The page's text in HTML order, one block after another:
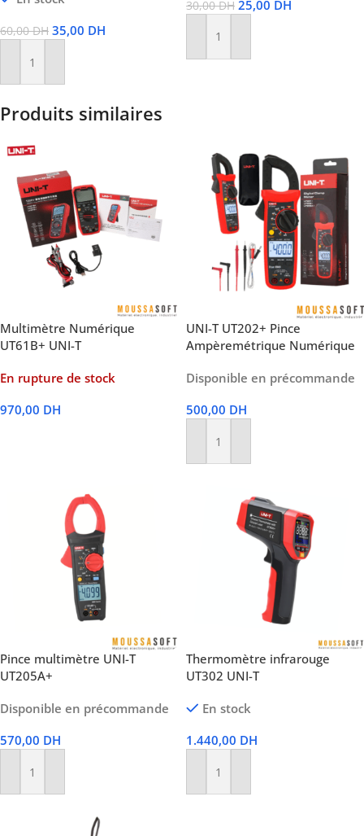
60,00DH 35,00 DH
Ajouter Au Panier
30,00DH 25,00 DH
Ajouter Au Panier
Produits similaires
Multimètre Numérique
UT61B+ UNI-T
En rupture de stock
970,00 DH
UNI-T UT202+ Pince
Ampèremétrique Numérique
Disponible en précommande
500,00 DH
Ajouter Au Panier
Pince multimètre UNI-T
UT205A+
Disponible en précommande
570,00 DH
Ajouter Au Panier
Thermomètre infrarouge
UT302 UNI-T
En stock
1.440,00 DH
Ajouter Au Panier